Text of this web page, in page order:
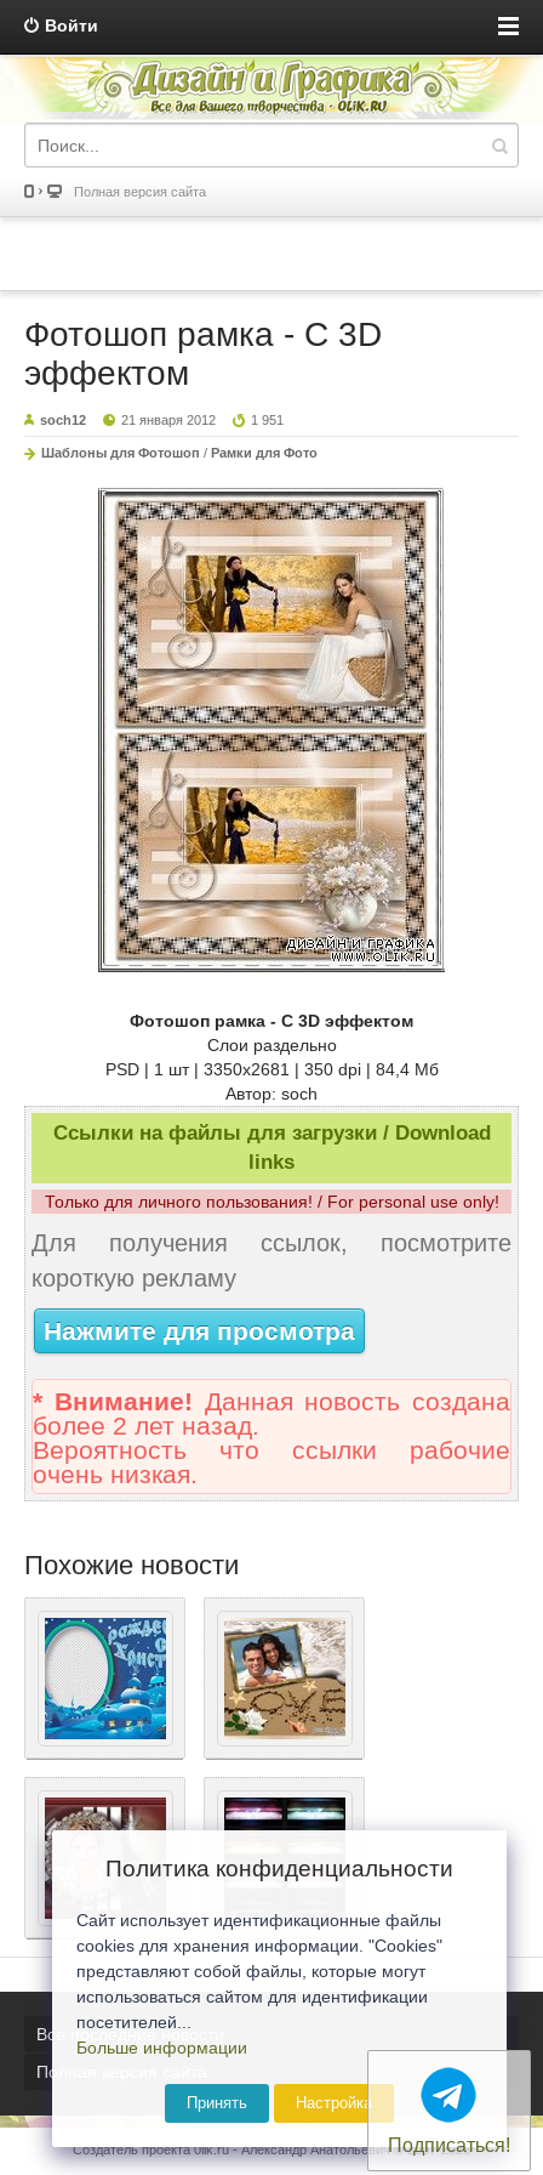
Войти
Полная версия сайта
Фотошоп рамка - С 3D
эффектом
soch12 21 января 2012 1 951
Шаблоны для Фотошоп / Рамки для Фото
Фотошоп рамка - С 3D эффектом
Слои раздельно
PSD | 1 шт | 3350x2681 | 350 dpi | 84,4 Мб
Автор: soch
Ссылки на файлы для загрузки / Download
links
Только для личного пользования! / For personal use only!
Для получения ссылок, посмотрите
короткую рекламу
Нажмите для просмотра
* Внимание! Данная новость создана
более 2 лет назад.
Вероятность что ссылки рабочие
очень низкая.
Похожие новости
Все последние новости
Полная версия сайта
Создатель проекта 0lik.ru - Александр Анатольевич © 2007-2026
Подписаться!
Политика конфиденциальности
Сайт использует идентификационные файлы
cookies для хранения информации. "Cookies"
представляют собой файлы, которые могут
использоваться сайтом для идентификации
посетителей...
Больше информации
Принять Настройка